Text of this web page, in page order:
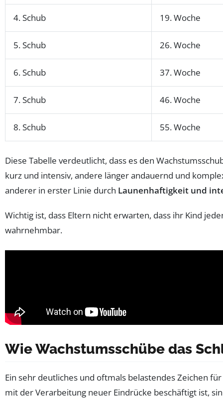
4. Schub 19. Woche
5. Schub 26. Woche
6. Schub 37. Woche
7. Schub 46. Woche
8. Schub 55. Woche
Diese Tabelle verdeutlicht, dass es den
kurz und intensiv, andere länger andauernd und
anderer in erster Linie durch Launenhaftigkeit und
Wichtig ist, dass Eltern nicht erwarten, dass ihr Kind
wahrnehmbar.
Wie Wachstumsschübe das
Ein sehr deutliches und oftmals belastendes Zeichen
mit der Verarbeitung neuer Eindrücke beschäftigt ist,